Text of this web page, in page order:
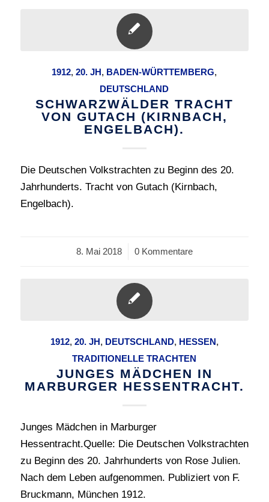
1912,20. JH, BADEN-WÜRTTEMBERG,
DEUTSCHLAND
SCHWARZWÄLDER TRACHT
VON GUTACH (KIRNBACH,
ENGELBACH).
Die Deutschen Volkstrachten zu Beginn des 20.
Jahrhunderts. Tracht von Gutach (Kirnbach,
Engelbach).
8. Mai 2018
/ 0 Kommentare
1912, 20. JH, DEUTSCHLAND, HESSEN,
TRADITIONELLE TRACHTEN
JUNGES MÄDCHEN IN
MARBURGER HESSENTRACHT.
Junges Mädchen in Marburger
Hessentracht.Quelle: Die Deutschen Volkstrachten
zu Beginn des 20. Jahrhunderts von Rose Julien.
Nach dem Leben aufgenommen. Publiziert von F.
Bruckmann, München 1912.